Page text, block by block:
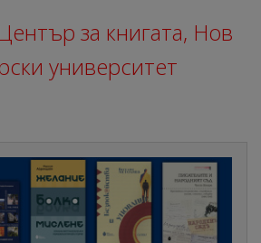
за книгата, Нов
университет